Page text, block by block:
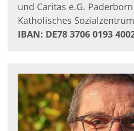
und Caritas e.G. Paderborn
Katholisches
IBAN: DE78 3706 0193